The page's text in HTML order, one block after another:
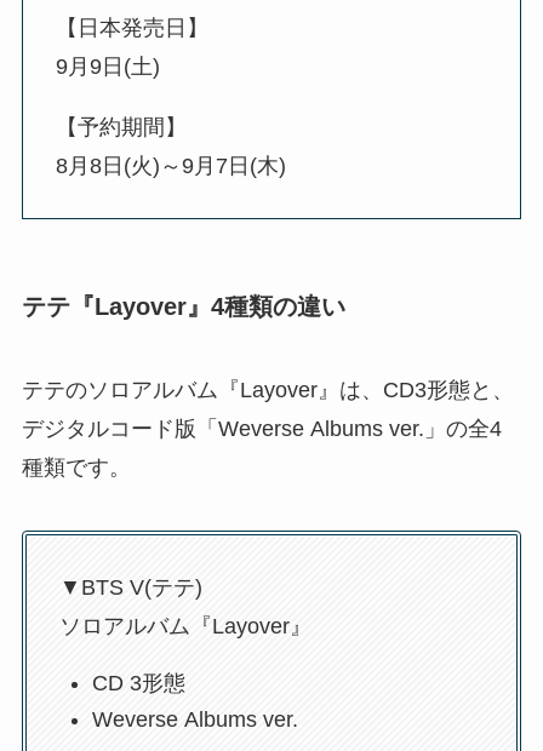
【日本発売日】
9月9日(土)
【予約期間】
8月8日(火)～9月7日(木)
テテ『Layover』4種類の違い
テテのソロアルバム『Layover』は、CD3形態と、
デジタルコード版「Weverse Albums ver.」の全4
種類です。
▼BTS V(テテ)
ソロアルバム『Layover』
CD 3形態
Weverse Albums ver.